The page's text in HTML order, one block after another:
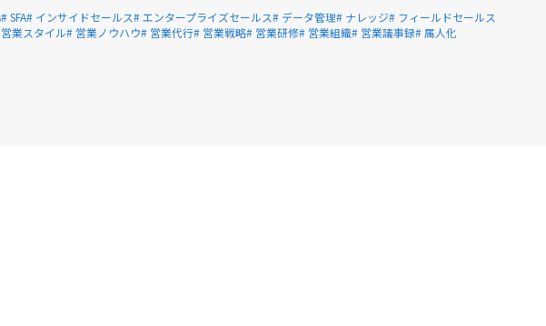
# SFA# インサイドセールス# エンタープライズセールス# データ管理# ナレッジ# フィールドセールス
業スタイル# 営業ノウハウ# 営業代行# 営業戦略# 営業研修# 営業組織# 営業議事録# 属人化